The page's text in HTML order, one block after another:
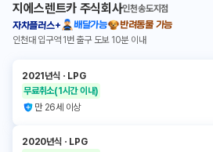
지에스렌트카 주식회사인천송도지점
자차플러스+
배달가능
반려동물 가능
인천대 입구역 1번 출구 도보 10분 이내
2021년식 ㆍ LPG
무료취소(1시간 이내)
만 26세 이상
2020년식 ㆍ LPG